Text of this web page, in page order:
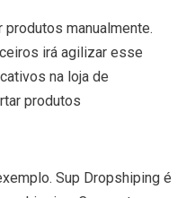
manualmente.
irá agilizar esse
na loja de
produtos
Sup Dropshiping é